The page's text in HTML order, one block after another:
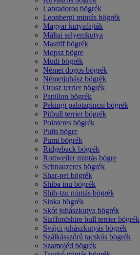
Labradoros bögrék
Leonbergi mintás bögrék
Magyar kutyafajták
Máltai selyemkutya
Mastiff bögrék
Mopsz bögre
Mudi bögrék
Német dogos bögrék
Németjuhász bögrék
Orosz terrier bögrék
Papillon bögrék
Pekingi palotapincsi bögrék
Pitbull terrier bögrék
Pointeres bögrék
Pulis bögre
Pumi bögrék
Ridgeback bögrék
Rottweiler mintás bögre
Schnauzeres bögrék
Shar-pei bögrék
Shiba inu bögrék
Shih-tzu mintás bögrék
Sinka bögrék
Skót juhászkutya bögrék
Staffordshire bull terrier bögrék
Svájci juhászkutyás bögrék
Szálkásszőrű tacskós bögrék
Szamojéd bögrék